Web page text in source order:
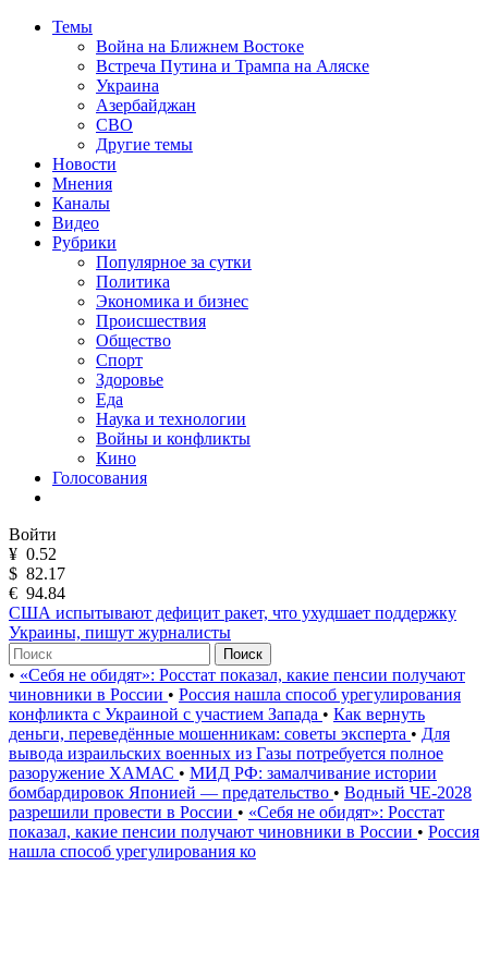
Темы
Война на Ближнем Востоке
Встреча Путина и Трампа на Аляске
Украина
Азербайджан
СВО
Другие темы
Новости
Мнения
Каналы
Видео
Рубрики
Популярное за сутки
Политика
Экономика и бизнес
Происшествия
Общество
Спорт
Здоровье
Еда
Наука и технологии
Войны и конфликты
Кино
Голосования
Войти
¥ 0.52
$ 82.17
€ 94.84
США испытывают дефицит ракет, что ухудшает поддержку
Украины, пишут журналисты
Поиск
• «Себя не обидят»: Росстат показал, какие пенсии получают
чиновники в России • Россия нашла способ урегулирования
конфликта с Украиной с участием Запада • Как вернуть
деньги, переведённые мошенникам: советы эксперта • Для
вывода израильских военных из Газы потребуется полное
разоружение ХАМАС • МИД РФ: замалчивание истории
бомбардировок Японией — предательство • Водный ЧЕ-2028
разрешили провести в России • «Себя не обидят»: Росстат
показал, какие пенсии получают чиновники в России • Россия
нашла способ урегулирования ко